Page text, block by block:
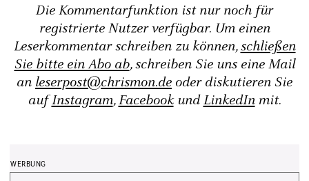
Die Kommentarfunktion ist nur noch für
registrierte Nutzer verfügbar. Um einen
Leserkommentar schreiben zu können,schließen
Sie bitte ein Abo ab, schreiben Sie uns eine Mail
an leserpost@chrismon.de oder diskutieren Sie
aufInstagram,FacebookundLinkedInmit.